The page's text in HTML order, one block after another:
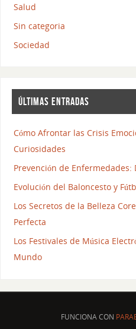
Salud
Sin categoria
Sociedad
ÚLTIMAS ENTRADAS
Cómo Afrontar las Crisis
Curiosidades
Prevención de
Evolución del Baloncesto y
Los Secretos de la Belleza
Perfecta
Los Festivales de Música
Mundo
FUNCIONA CON